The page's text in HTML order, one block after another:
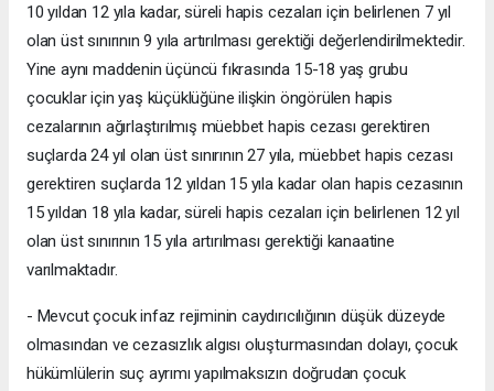
10 yıldan 12 yıla kadar, süreli hapis cezaları için belirlenen 7 yıl
olan üst sınırının 9 yıla artırılması gerektiği değerlendirilmektedir.
Yine aynı maddenin üçüncü fıkrasında 15-18 yaş grubu
çocuklar için yaş küçüklüğüne ilişkin öngörülen hapis
cezalarının ağırlaştırılmış müebbet hapis cezası gerektiren
suçlarda 24 yıl olan üst sınırının 27 yıla, müebbet hapis cezası
gerektiren suçlarda 12 yıldan 15 yıla kadar olan hapis cezasının
15 yıldan 18 yıla kadar, süreli hapis cezaları için belirlenen 12 yıl
olan üst sınırının 15 yıla artırılması gerektiği kanaatine
varılmaktadır.
- Mevcut çocuk infaz rejiminin caydırıcılığının düşük düzeyde
olmasından ve cezasızlık algısı oluşturmasından dolayı, çocuk
hükümlülerin suç ayrımı yapılmaksızın doğrudan çocuk